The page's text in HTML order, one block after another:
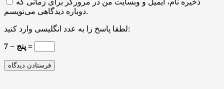
ذخیره نام، ایمیل و وبسایت من در مرورگر برای زمانی که
دوباره دیدگاهی می‌نویسم.
لطفا پاسخ را به عدد انگلیسی وارد کنید:
7 − پنج =